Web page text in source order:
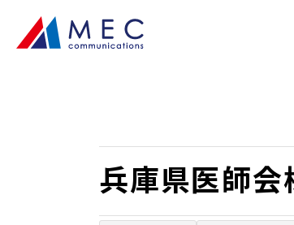
兵庫県医師会